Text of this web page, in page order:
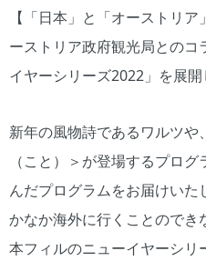
【「日本」と「オーストリ
ーストリア政府観光局との
イヤーシリーズ2022」を展開
新年の風物詩であるワルツ
（こと）＞が登場するプロ
んだプログラムをお届けい
かなか海外に行くことのでき
本フィルのニューイヤーシ